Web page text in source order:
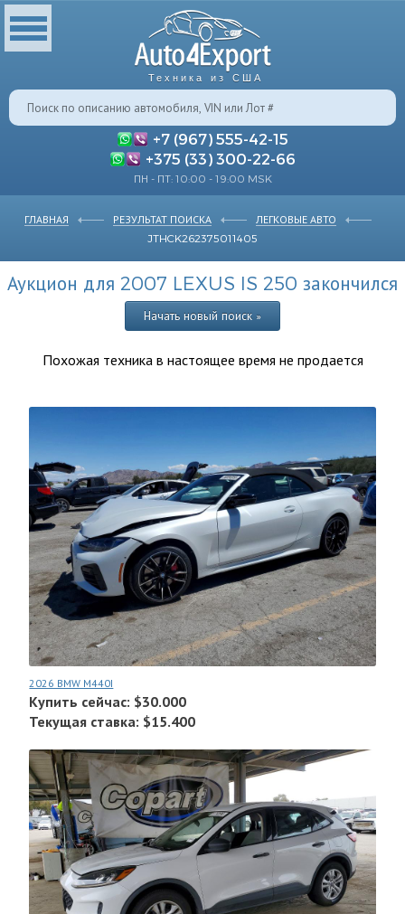
Техника из США
+7 (967) 555-42-15
+375 (33) 300-22-66
ПН - ПТ: 10:00 - 19:00 MSK
ГЛАВНАЯ РЕЗУЛЬТАТ ПОИСКА
ЛЕГКОВЫЕ АВТО
JTHCK262375011405
Аукцион для 2007 LEXUS IS 250 закончился
Начать новый поиск »
Похожая техника в настоящее время не продается
2026 BMW M440I
Купить сейчас: $30.000
Текущая ставка: $15.400